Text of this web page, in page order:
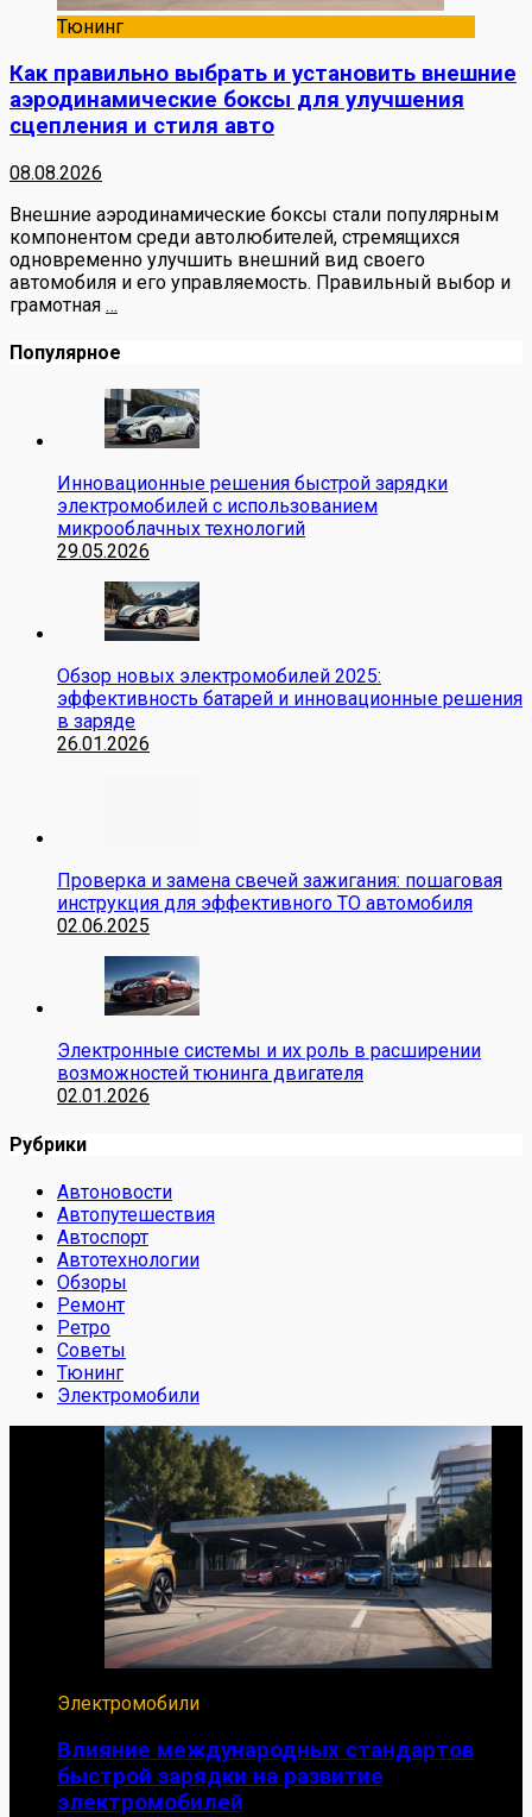
Тюнинг
Как правильно выбрать и установить внешние
аэродинамические боксы для улучшения
сцепления и стиля авто
08.08.2026
Внешние аэродинамические боксы стали популярным
компонентом среди автолюбителей, стремящихся
одновременно улучшить внешний вид своего
автомобиля и его управляемость. Правильный выбор и
грамотная …
Популярное
Инновационные решения быстрой зарядки
электромобилей с использованием
микрооблачных технологий
29.05.2026
Обзор новых электромобилей 2025:
эффективность батарей и инновационные решения
в заряде
26.01.2026
Проверка и замена свечей зажигания: пошаговая
инструкция для эффективного ТО автомобиля
02.06.2025
Электронные системы и их роль в расширении
возможностей тюнинга двигателя
02.01.2026
Рубрики
Автоновости
Автопутешествия
Автоспорт
Автотехнологии
Обзоры
Ремонт
Ретро
Советы
Тюнинг
Электромобили
Электромобили
Влияние международных стандартов
быстрой зарядки на развитие
электромобилей